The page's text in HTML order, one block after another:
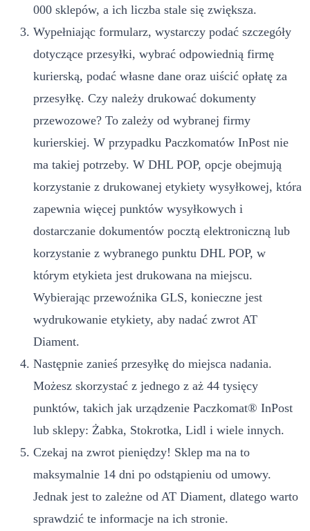
000 sklepów, a ich liczba stale się zwiększa.
Wypełniając formularz, wystarczy podać szczegóły
dotyczące przesyłki, wybrać odpowiednią firmę
kurierską, podać własne dane oraz uiścić opłatę za
przesyłkę. Czy należy drukować dokumenty
przewozowe? To zależy od wybranej firmy
kurierskiej. W przypadku Paczkomatów InPost nie
ma takiej potrzeby. W DHL POP, opcje obejmują
korzystanie z drukowanej etykiety wysyłkowej, która
zapewnia więcej punktów wysyłkowych i
dostarczanie dokumentów pocztą elektroniczną lub
korzystanie z wybranego punktu DHL POP, w
którym etykieta jest drukowana na miejscu.
Wybierając przewoźnika GLS, konieczne jest
wydrukowanie etykiety, aby nadać zwrot AT
Diament.
Następnie zanieś przesyłkę do miejsca nadania.
Możesz skorzystać z jednego z aż 44 tysięcy
punktów, takich jak urządzenie Paczkomat® InPost
lub sklepy: Żabka, Stokrotka, Lidl i wiele innych.
Czekaj na zwrot pieniędzy! Sklep ma na to
maksymalnie 14 dni po odstąpieniu od umowy.
Jednak jest to zależne od AT Diament, dlatego warto
sprawdzić te informacje na ich stronie.